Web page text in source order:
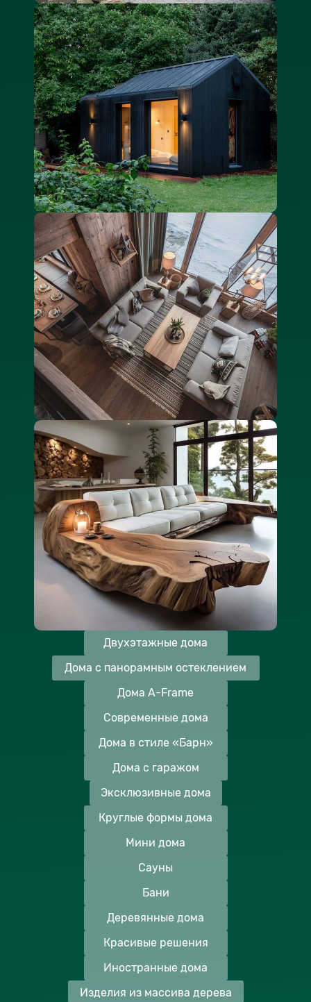
Двухэтажные дома
Дома с панорамным остеклением
Дома A-Frame
Современные дома
Дома в стиле «Барн»
Дома с гаражом
Эксклюзивные дома
Круглые формы дома
Мини дома
Сауны
Бани
Деревянные дома
Красивые решения
Иностранные дома
Изделия из массива дерева